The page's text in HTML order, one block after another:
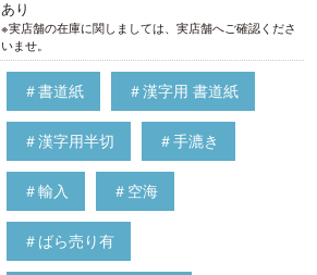
あり
※実店舗の在庫に関しましては、実店舗へご確認くださ
いませ。
＃書道紙 ＃漢字用 書道紙
＃漢字用半切 ＃手漉き
＃輸入 ＃空海
＃ばら売り有